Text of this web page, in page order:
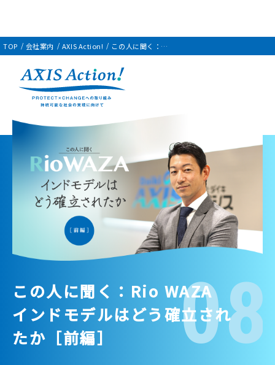
TOP 会社案内 AXIS Action! この人に聞く：Rio WAZA
この人に聞く：Rio WAZA
インドモデルはどう確立され
たか［前編］
08